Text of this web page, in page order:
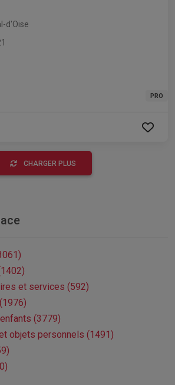
d'Oise
PRO
CHARGER PLUS
et services (592)
(3779)
objets personnels (1491)